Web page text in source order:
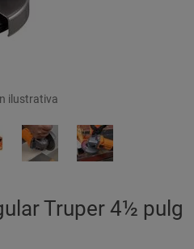
ilustrativa
Truper 4½ pulg